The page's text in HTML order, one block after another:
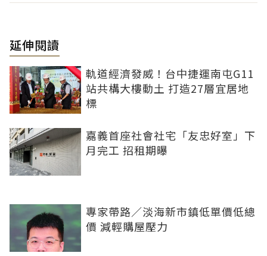
延伸閱讀
軌道經濟發威！台中捷運南屯G11
站共構大樓動土 打造27層宜居地
標
嘉義首座社會社宅「友忠好室」下
月完工 招租期曝
專家帶路／淡海新市鎮低單價低總
價 減輕購屋壓力